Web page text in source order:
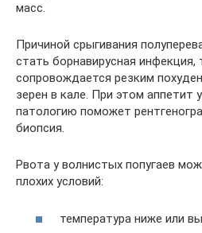
масс.
Причиной срыгивания
стать борнавирусная инфекция,
сопровождается резким
зерен в кале. При этом аппетит
патологию поможет
биопсия.
Рвота у волнистых попугаев
плохих условий:
температура ниже или